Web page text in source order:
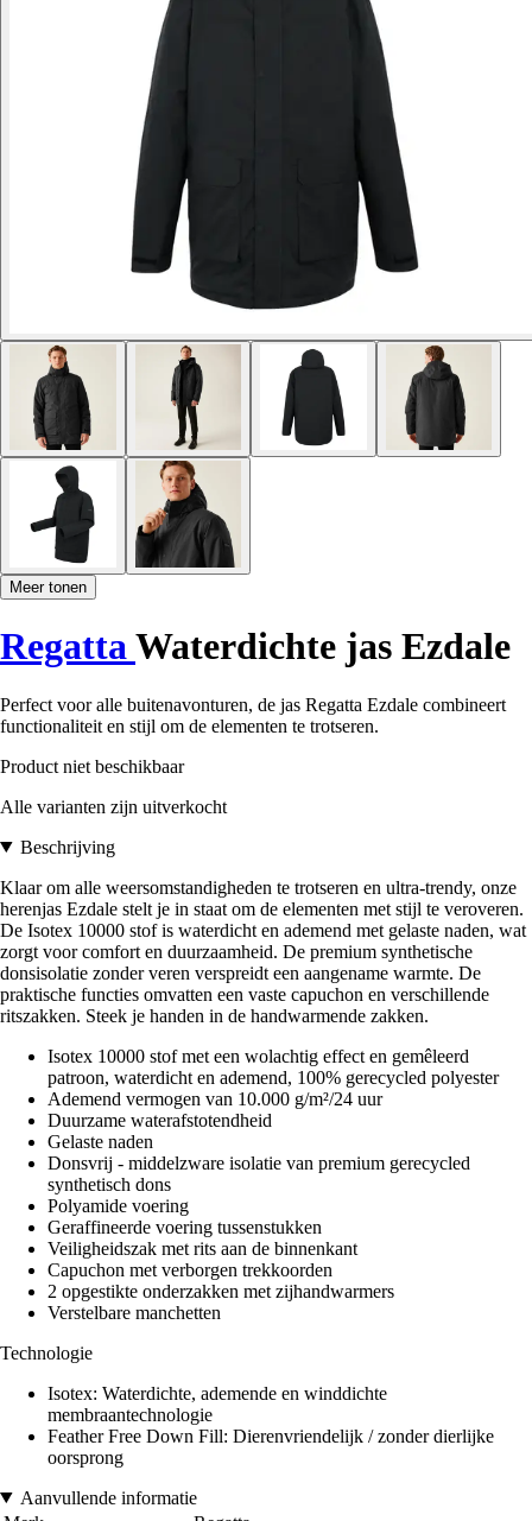
Meer tonen
RegattaWaterdichte jas Ezdale
Perfect voor alle buitenavonturen, de jas Regatta Ezdale combineert
functionaliteit en stijl om de elementen te trotseren.
Product niet beschikbaar
Alle varianten zijn uitverkocht
Beschrijving
Klaar om alle weersomstandigheden te trotseren en ultra-trendy, onze
herenjas Ezdale stelt je in staat om de elementen met stijl te veroveren.
De Isotex 10000 stof is waterdicht en ademend met gelaste naden, wat
zorgt voor comfort en duurzaamheid. De premium synthetische
donsisolatie zonder veren verspreidt een aangename warmte. De
praktische functies omvatten een vaste capuchon en verschillende
ritszakken. Steek je handen in de handwarmende zakken.
Isotex 10000 stof met een wolachtig effect en gemêleerd
patroon, waterdicht en ademend, 100% gerecycled polyester
Ademend vermogen van 10.000 g/m²/24 uur
Duurzame waterafstotendheid
Gelaste naden
Donsvrij - middelzware isolatie van premium gerecycled
synthetisch dons
Polyamide voering
Geraffineerde voering tussenstukken
Veiligheidszak met rits aan de binnenkant
Capuchon met verborgen trekkoorden
2 opgestikte onderzakken met zijhandwarmers
Verstelbare manchetten
Technologie
Isotex: Waterdichte, ademende en winddichte
membraantechnologie
Feather Free Down Fill: Dierenvriendelijk / zonder dierlijke
oorsprong
Aanvullende informatie